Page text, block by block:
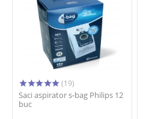
(19)
Saci aspirator s-bag Philips 12
buc